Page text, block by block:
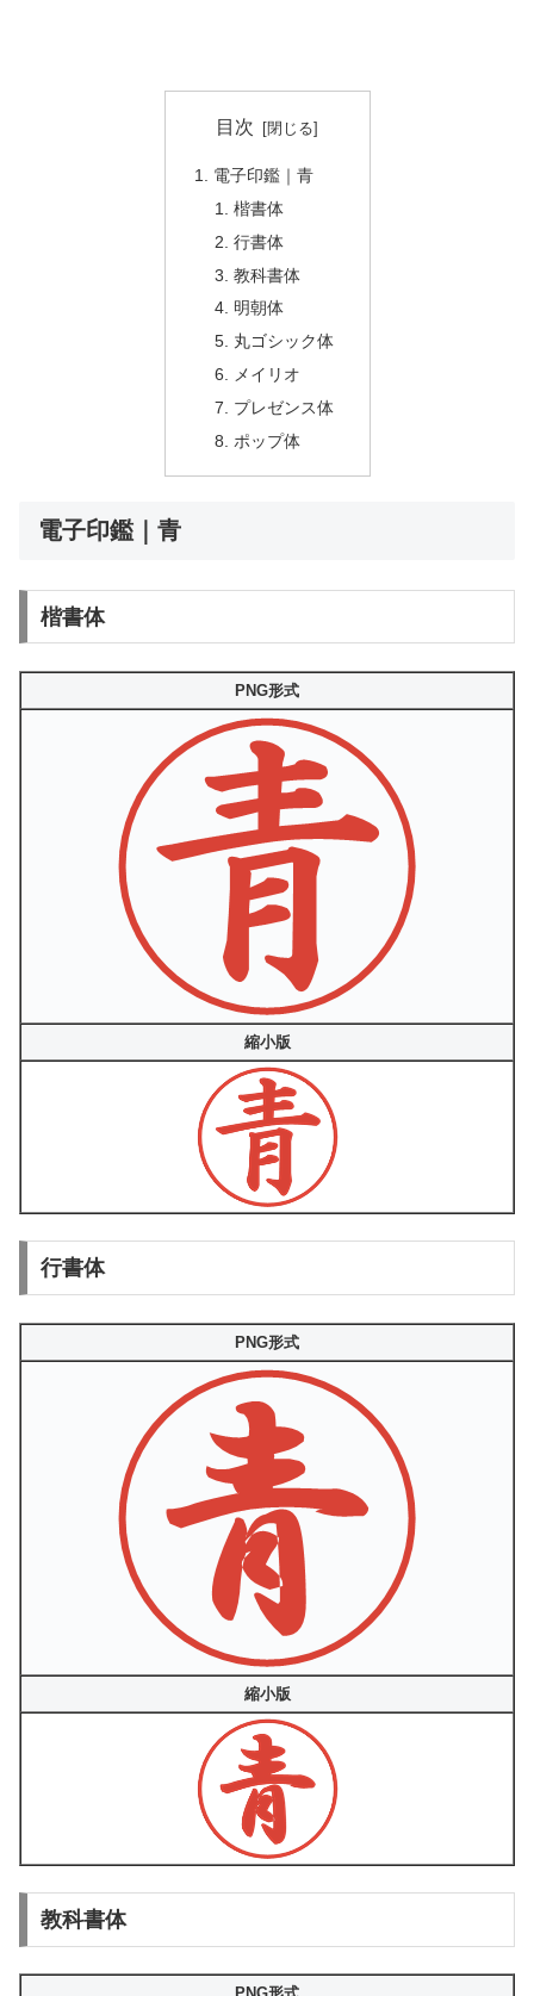
目次
電子印鑑｜青
楷書体
行書体
教科書体
明朝体
丸ゴシック体
メイリオ
プレゼンス体
ポップ体
電子印鑑｜青
楷書体
PNG形式
縮小版
行書体
PNG形式
縮小版
教科書体